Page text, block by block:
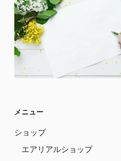
メニュー
ショップ
エアリアルショップ